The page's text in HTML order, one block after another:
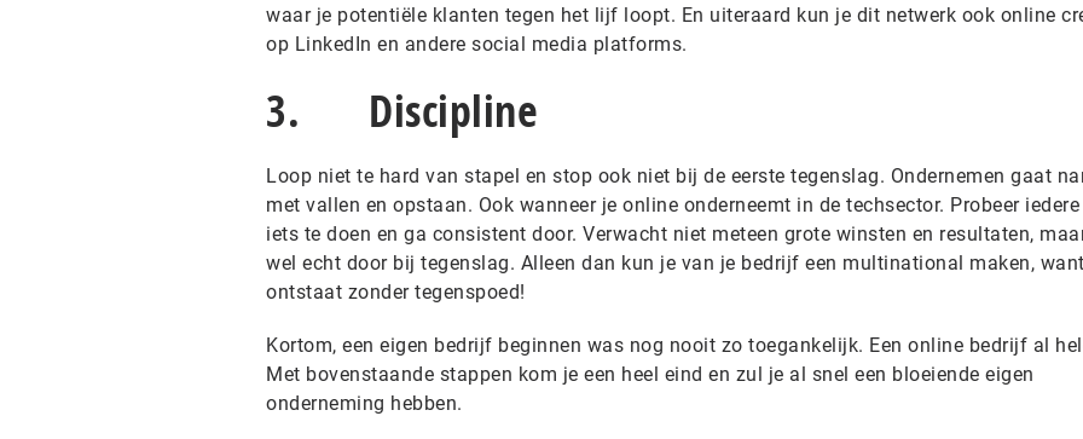
waar je potentiële klanten tegen het lijf loopt. En uiteraard kun je dit netwerk ook online
op LinkedIn en andere social media platforms.
3. Discipline
Loop niet te hard van stapel en stop ook niet bij de eerste tegenslag. Ondernemen gaat
met vallen en opstaan. Ook wanneer je online onderneemt in de techsector. Probeer
iets te doen en ga consistent door. Verwacht niet meteen grote winsten en resultaten,
wel echt door bij tegenslag. Alleen dan kun je van je bedrijf een multinational maken,
ontstaat zonder tegenspoed!
Kortom, een eigen bedrijf beginnen was nog nooit zo toegankelijk. Een online bedrijf al
Met bovenstaande stappen kom je een heel eind en zul je al snel een bloeiende eigen
onderneming hebben.